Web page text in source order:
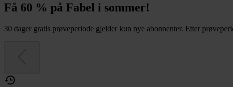
Få 60 % på Fabel i sommer!
30 dager gratis prøveperiode gjelder kun nye abonnenter. Etter